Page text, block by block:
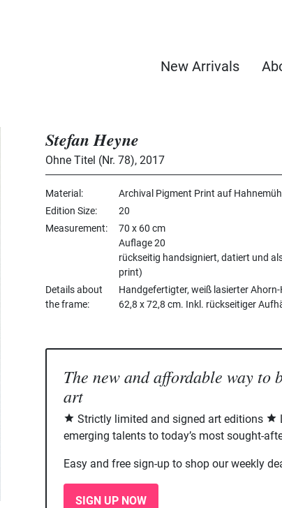
New Arrivals
Stefan Heyne
Ohne Titel (Nr. 78), 2017
Material
Archival Pigment Print auf
Edition Size
20
Measurement
70 x 60 cm
Auflage 20
rückseitig handsigniert, datiert und
print)
Details about
the frame
Handgefertigter, weiß lasierter
62,8 x 72,8 cm. Inkl. rückseitiger
The new and affordable way to
art
Strictly limited and signed art editions
emerging talents to today’s most sought-
Easy and free sign-up to shop our weekly
SIGN UP NOW